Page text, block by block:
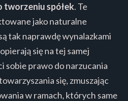
tworzeniu spółek. Te
jako naturalne
tak naprawdę wynalazkami
się na tej samej
sobie prawo do narzucania
się, zmuszając
w ramach, których same